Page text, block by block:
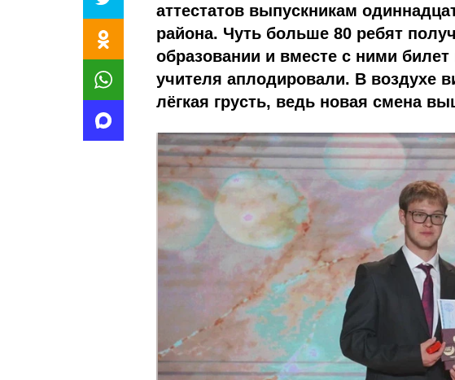
аттестатов выпускникам
района. Чуть больше 80 ребят
образовании и вместе с ними
учителя аплодировали. В воздухе
лёгкая грусть, ведь новая смена